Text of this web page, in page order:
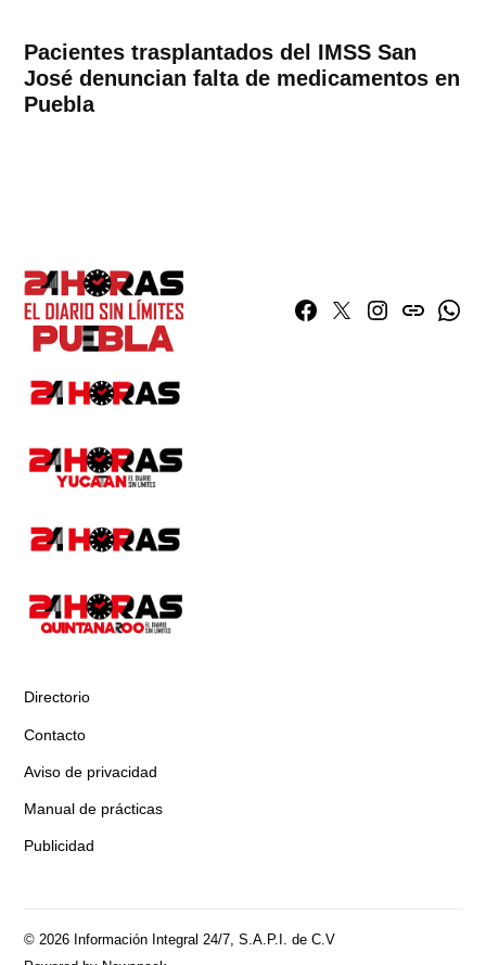
Pacientes trasplantados del IMSS San
José denuncian falta de medicamentos en
Puebla
Facebook
TwitterInstagram
issuu
Directorio
Contacto
Aviso de privacidad
Manual de prácticas
Publicidad
© 2026 Información Integral 24/7, S.A.P.I. de C.V